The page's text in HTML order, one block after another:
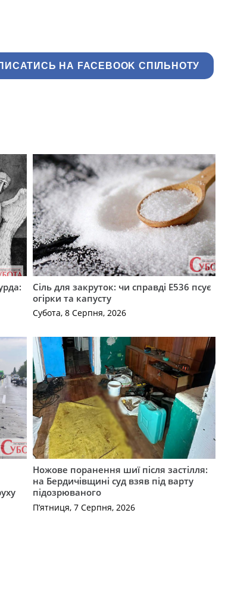
НА FACEBOOK СПІЛЬНОТУ
Сіль для закруток: чи справді Е536 псує
огірки та капусту
Субота, 8 Серпня, 2026
Ножове поранення шиї після застілля:
на Бердичівщині суд взяв під варту
підозрюваного
П’ятниця, 7 Серпня, 2026